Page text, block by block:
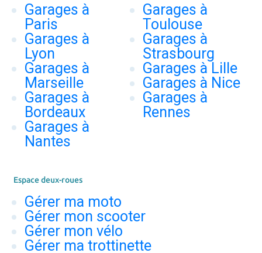
Garages à
Paris
Garages à
Lyon
Garages à
Marseille
Garages à
Bordeaux
Garages à
Nantes
Garages à
Toulouse
Garages à
Strasbourg
Garages à Lille
Garages à Nice
Garages à
Rennes
Espace deux-roues
Gérer ma moto
Gérer mon scooter
Gérer mon vélo
Gérer ma trottinette